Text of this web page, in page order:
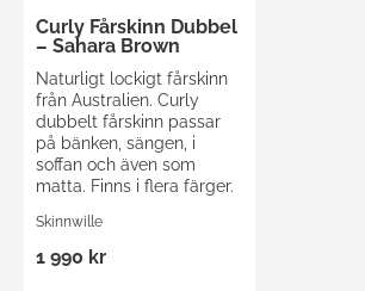
Curly Fårskinn Dubbel
– Sahara Brown
Naturligt lockigt fårskinn
från Australien. Curly
dubbelt fårskinn passar
på bänken, sängen, i
soffan och även som
matta. Finns i flera färger.
Skinnwille
1 990 kr